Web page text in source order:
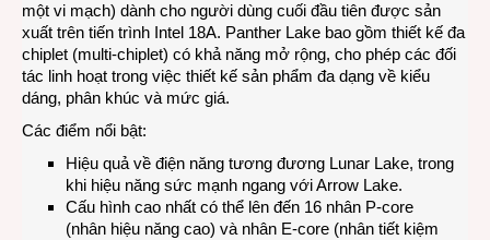
một vi mạch) dành cho người dùng cuối đầu tiên được sản
xuất trên tiến trình Intel 18A. Panther Lake bao gồm thiết kế đa
chiplet (multi-chiplet) có khả năng mở rộng, cho phép các đối
tác linh hoạt trong việc thiết kế sản phẩm đa dạng về kiểu
dáng, phân khúc và mức giá.
Các điểm nổi bật:
Hiệu quả về điện năng tương đương Lunar Lake, trong
khi hiệu năng sức mạnh ngang với Arrow Lake.
Cấu hình cao nhất có thể lên đến 16 nhân P-core
(nhân hiệu năng cao) và nhân E-core (nhân tiết kiệm